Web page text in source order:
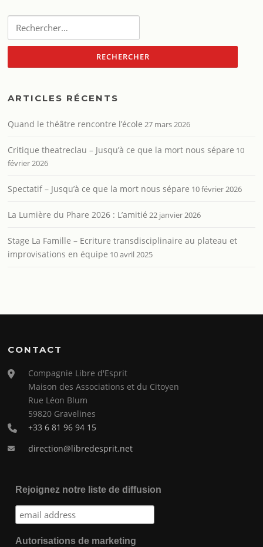
ARTICLES RÉCENTS
Quand le théâtre rencontre l’école 27 mars 2026
Critique theatreclau – Jusqu’à ce que la mort nous sépare 10
février 2026
Spectatif – Jusqu’à ce que la mort nous sépare 10 février 2026
La Lumière du Phare 2026 : L’amitié 22 janvier 2026
Stage La Famille – Ecriture transdisciplinaire au plateau et
improvisations en équipe 10 avril 2025
CONTACT
Compagnie Libre d'Esprit
Maison des Associations et du Citoyen
Rue Léon Blum
59820 Gravelines
+33 6 81 96 94 15
direction@libredesprit.net
Rejoignez notre liste de diffusion
Autorisations de marketing